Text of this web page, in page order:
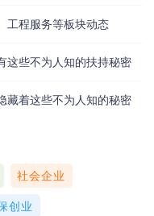
工程服务等板块动态
这些不为人知的扶持秘密
藏着这些不为人知的秘密
社会企业
创业